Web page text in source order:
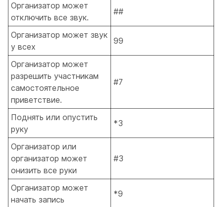
Организатор может
отключить все звук.
##
Организатор может звук
у всех
99
Организатор может
разрешить участникам
самостоятельное
приветствие.
#7
Поднять или опустить
руку
*3
Организатор или
организатор может
онизить все руки
#3
Организатор может
начать запись
*9